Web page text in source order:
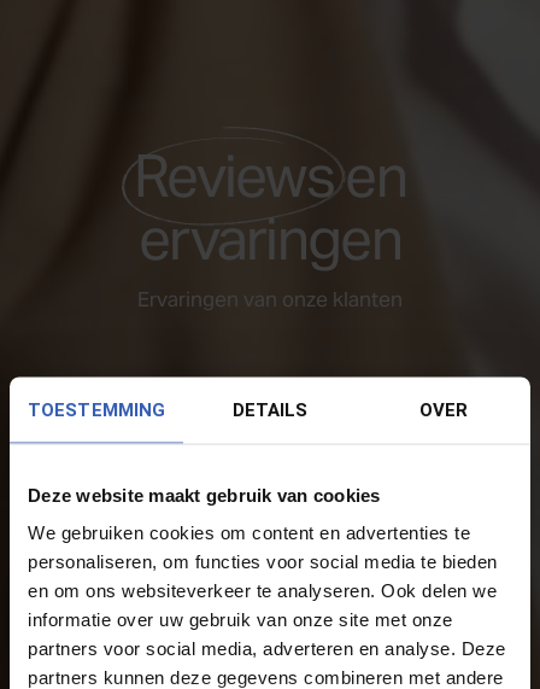
TOESTEMMING DETAILS OVER
Deze website maakt gebruik van cookies
We gebruiken cookies om content en advertenties te
personaliseren, om functies voor social media te bieden
en om ons websiteverkeer te analyseren. Ook delen we
informatie over uw gebruik van onze site met onze
partners voor social media, adverteren en analyse. Deze
partners kunnen deze gegevens combineren met andere
Reviewsen
ervaringen
Ervaringen van onze klanten